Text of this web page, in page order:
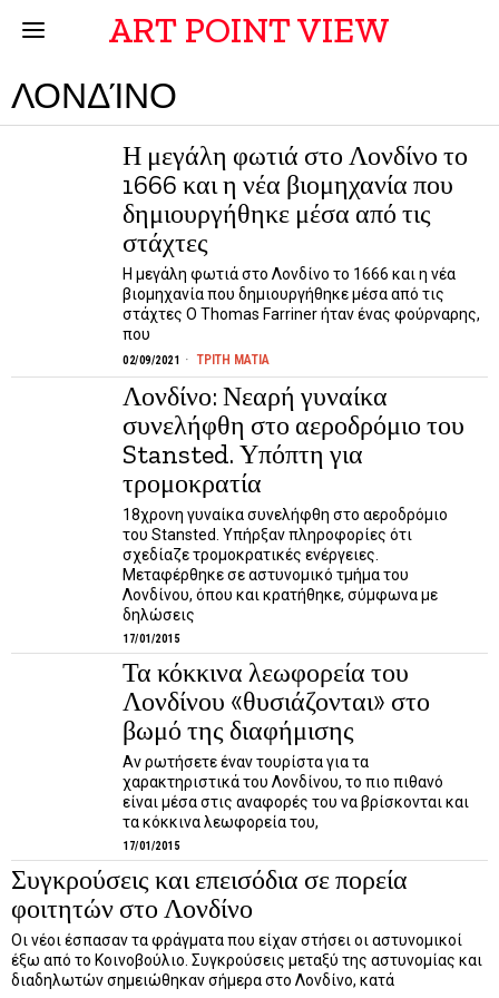
ART POINT VIEW
ΛΟΝΔΊΝΟ
Η μεγάλη φωτιά στο Λονδίνο το
1666 και η νέα βιομηχανία που
δημιουργήθηκε μέσα από τις
στάχτες
Η μεγάλη φωτιά στο Λονδίνο το 1666 και η νέα
βιομηχανία που δημιουργήθηκε μέσα από τις
στάχτες Ο Thomas Farriner ήταν ένας φούρναρης,
που
02/09/2021 ΤΡΙΤΗ ΜΑΤΙΑ
Λονδίνο: Νεαρή γυναίκα
συνελήφθη στο αεροδρόμιο του
Stansted. Υπόπτη για
τρομοκρατία
18χρονη γυναίκα συνελήφθη στο αεροδρόμιο
του Stansted. Υπήρξαν πληροφορίες ότι
σχεδίαζε τρομοκρατικές ενέργειες.
Μεταφέρθηκε σε αστυνομικό τμήμα του
Λονδίνου, όπου και κρατήθηκε, σύμφωνα με
δηλώσεις
17/01/2015
Τα κόκκινα λεωφορεία του
Λονδίνου «θυσιάζονται» στο
βωμό της διαφήμισης
Αν ρωτήσετε έναν τουρίστα για τα
χαρακτηριστικά του Λονδίνου, το πιο πιθανό
είναι μέσα στις αναφορές του να βρίσκονται και
τα κόκκινα λεωφορεία του,
17/01/2015
Συγκρούσεις και επεισόδια σε πορεία
φοιτητών στο Λονδίνο
Οι νέοι έσπασαν τα φράγματα που είχαν στήσει οι αστυνομικοί
έξω από το Κοινοβούλιο. Συγκρούσεις μεταξύ της αστυνομίας και
διαδηλωτών σημειώθηκαν σήμερα στο Λονδίνο, κατά